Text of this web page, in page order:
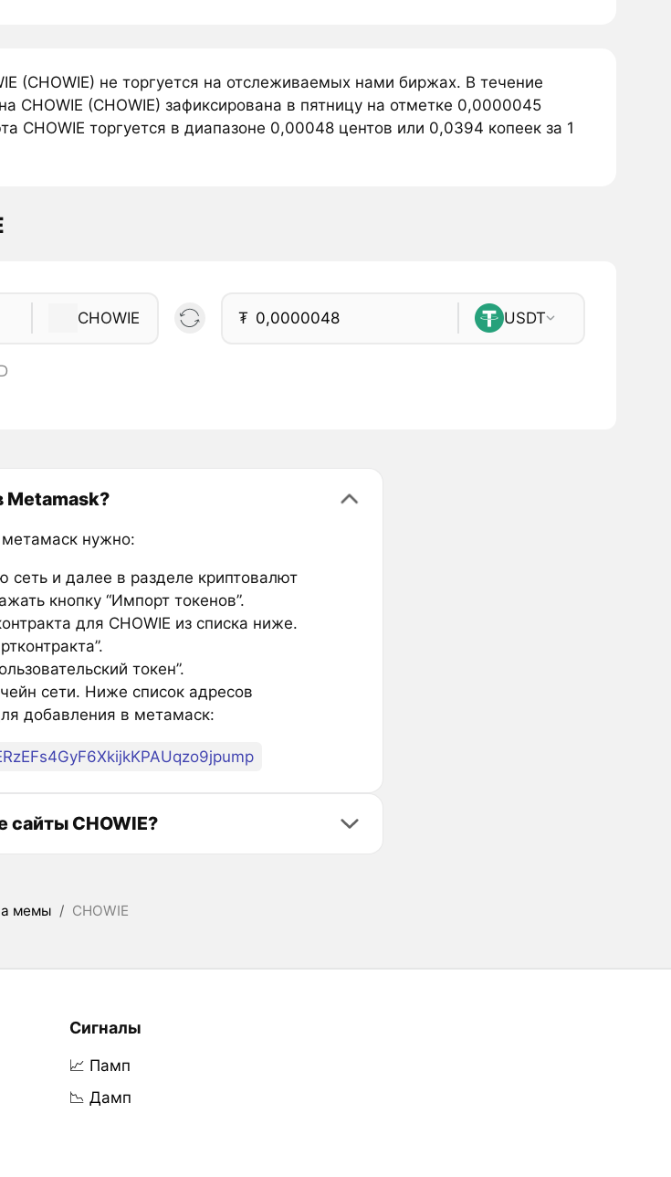
(CHOWIE) не торгуется на отслеживаемых нами биржах. В течение
CHOWIE (CHOWIE) зафиксирована в пятницу на отметке 0,0000045
CHOWIE торгуется в диапазоне 0,00048 центов или 0,0394 копеек за 1
CHOWIE ₮ USDT
Metamask?
метамаск нужно:
сеть и далее в разделе криптовалют
кнопку “Импорт токенов”.
для CHOWIE из списка ниже.
токен”.
сети. Ниже список адресов
добавления в метамаск:
сайты CHOWIE?
мемы / CHOWIE
Сигналы
📈 Памп
📉 Дамп